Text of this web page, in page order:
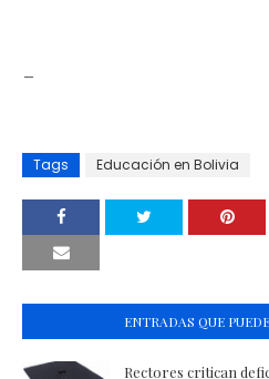
Tags Educación en Bolivia
ENTRADAS QUE
Rectores critican